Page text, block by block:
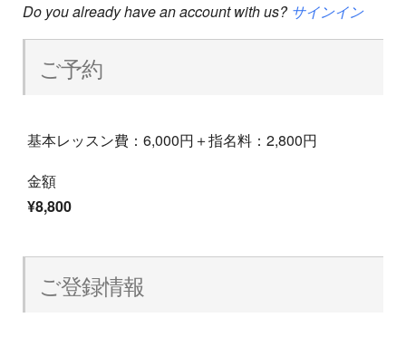
Do you already have an account with us? サインイン
ご予約
基本レッスン費：6,000円＋指名料：2,800円
金額
¥8,800
ご登録情報